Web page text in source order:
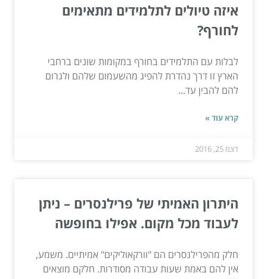
איזה טיולים לתלמידים מתאימים
לחורף?
לבלות עם התלמידים בחורף במקומות שונים ברחבי
הארץ זו דרך נהדרת להפיג מהשעמום שלהם ולגרום
להם להבין עד...
קרא עוד »
דצמ 25, 2016
היתרון האמיתי של פרילנסרים – ניתן
לעבוד מכל מקום. אפילו בחופשה
חלק מהפרילנסרים הם "וורקאוליקים" אמיתיים. משמע,
אין להם באמת שעות עבודה מסודרות. חלקם מוצאים